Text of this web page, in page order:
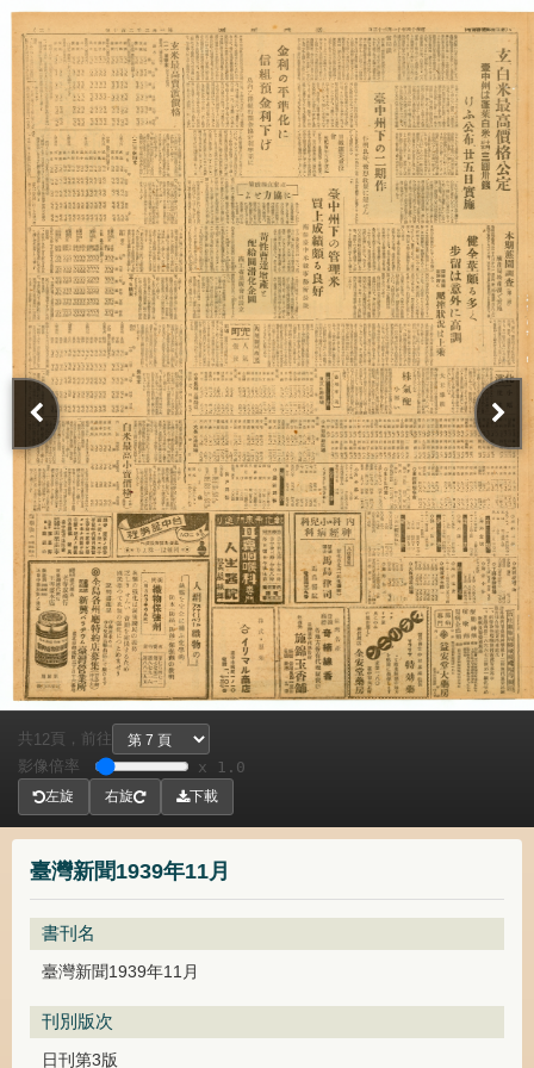
臺灣新聞1939年11月
書刊名
臺灣新聞1939年11月
刊別版次
日刊第3版
共 12頁， 前往
影像倍率
x 1.0
左旋 右旋 下載